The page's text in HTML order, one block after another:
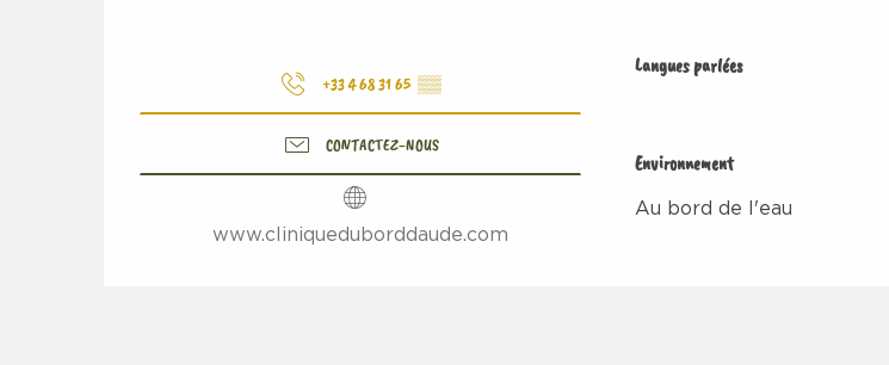
+33 4 68 31 65 ▒▒
CONTACTEZ-NOUS
www.cliniqueduborddaude.com
Langues parlées
Langues parlées
Environnement
Environnement
Au bord de l'eau